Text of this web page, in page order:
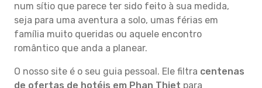
num sítio que parece ter sido feito à sua medida,
seja para uma aventura a solo, umas férias em
família muito queridas ou aquele encontro
romântico que anda a planear.
O nosso site é o seu guia pessoal. Ele filtra centenas
de ofertas de hotéis em Phan Thiet para